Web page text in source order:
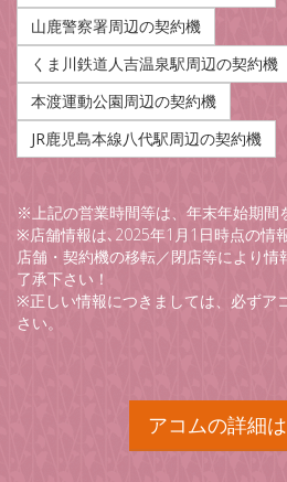
山鹿警察署周辺の契約機
くま川鉄道人吉温泉駅周辺の契約機
本渡運動公園周辺の契約機
JR鹿児島本線八代駅周辺の契約機
※上記の営業時間等は、年末年始期間
※店舗情報は､2025年1月1日時点の情報
店舗・契約機の移転／閉店等により
了承下さい！
※正しい情報につきましては、必ずア
さい。
アコムの詳細